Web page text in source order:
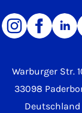
Warburger Str.
33098
Deutschland